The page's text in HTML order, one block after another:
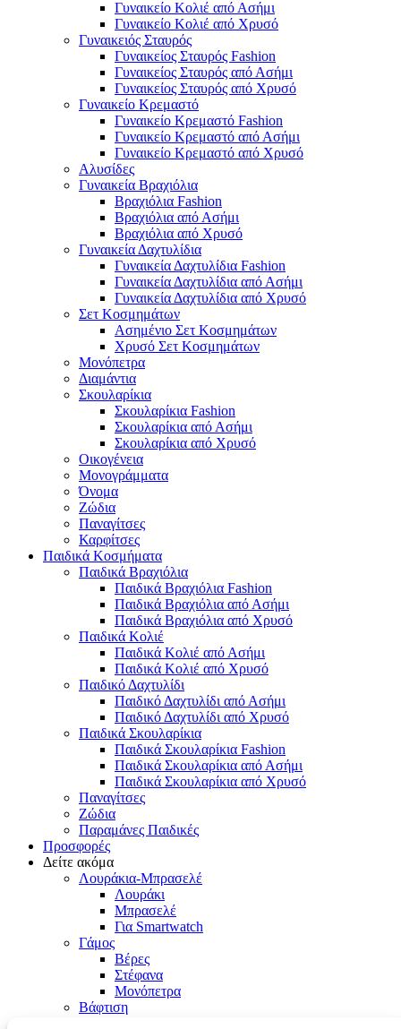
Γυναικείο Κολιέ από Ασήμι
Γυναικείο Κολιέ από Χρυσό
Γυναικειός Σταυρός
Γυναικείος Σταυρός Fashion
Γυναικείος Σταυρός από Ασήμι
Γυναικείος Σταυρός από Χρυσό
Γυναικείο Κρεμαστό
Γυναικείο Κρεμαστό Fashion
Γυναικείο Κρεμαστό από Ασήμι
Γυναικείο Κρεμαστό από Χρυσό
Αλυσίδες
Γυναικεία Βραχιόλια
Βραχιόλια Fashion
Βραχιόλια από Ασήμι
Βραχιόλια από Χρυσό
Γυναικεία Δαχτυλίδια
Γυναικεία Δαχτυλίδια Fashion
Γυναικεία Δαχτυλίδια από Ασήμι
Γυναικεία Δαχτυλίδια από Χρυσό
Σετ Κοσμημάτων
Ασημένιο Σετ Κοσμημάτων
Χρυσό Σετ Κοσμημάτων
Μονόπετρα
Διαμάντια
Σκουλαρίκια
Σκουλαρίκια Fashion
Σκουλαρίκια από Ασήμι
Σκουλαρίκια από Χρυσό
Οικογένεια
Μονογράμματα
Όνομα
Ζώδια
Παναγίτσες
Καρφίτσες
Παιδικά Κοσμήματα
Παιδικά Βραχιόλια
Παιδικά Βραχιόλια Fashion
Παιδικά Βραχιόλια από Ασήμι
Παιδικά Βραχιόλια από Χρυσό
Παιδικά Κολιέ
Παιδικά Κολιέ από Ασήμι
Παιδικά Κολιέ από Χρυσό
Παιδικό Δαχτυλίδι
Παιδικό Δαχτυλίδι από Ασήμι
Παιδικό Δαχτυλίδι από Χρυσό
Παιδικά Σκουλαρίκια
Παιδικά Σκουλαρίκια Fashion
Παιδικά Σκουλαρίκια από Ασήμι
Παιδικά Σκουλαρίκια από Χρυσό
Παναγίτσες
Ζώδια
Παραμάνες Παιδικές
Προσφορές
Δείτε ακόμα
Λουράκια-Μπρασελέ
Λουράκι
Μπρασελέ
Για Smartwatch
Γάμος
Βέρες
Στέφανα
Μονόπετρα
Βάφτιση